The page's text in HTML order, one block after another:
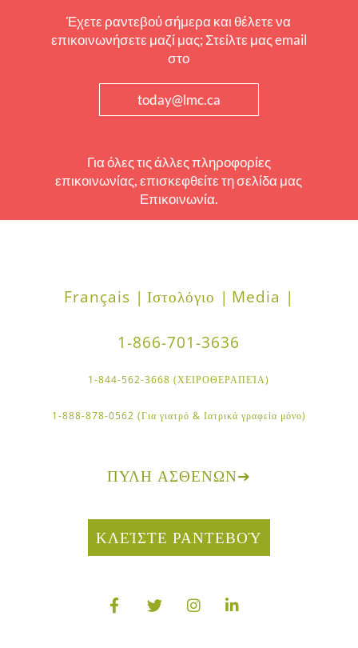
Έχετε ραντεβού σήμερα και θέλετε να
επικοινωνήσετε μαζί μας; Στείλτε μας email
στο
today@lmc.ca
Για όλες τις άλλες πληροφορίες
επικοινωνίας, επισκεφθείτε τη σελίδα μας
Επικοινωνία.
Français | Ιστολόγιο | Media |
1-866-701-3636
1-844-562-3668 (ΧΕΙΡΟΘΕΡΑΠΕΊΑ)
1-888-878-0562 (Για γιατρό & Ιατρικά γραφεία μόνο)
ΠΎΛΗ ΑΣΘΕΝΏΝ➔
ΚΛΕΊΣΤΕ ΡΑΝΤΕΒΟΎ